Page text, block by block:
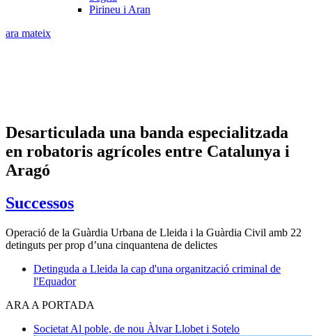
Pirineu i Aran
ara mateix
Desarticulada una banda especialitzada
en robatoris agrícoles entre Catalunya i
Aragó
Successos
Operació de la Guàrdia Urbana de Lleida i la Guàrdia Civil amb 22
detinguts per prop d’una cinquantena de delictes
Detinguda a Lleida la cap d'una organització criminal de
l'Equador
ARA A PORTADA
Societat Al poble, de nou Àlvar Llobet i Sotelo